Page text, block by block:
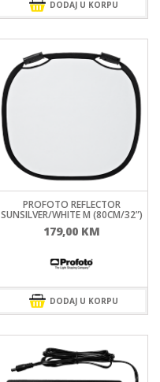
DODAJ U KORPU
PROFOTO REFLECTOR
SUNSILVER/WHITE M (80CM/32”)
179,00 KM
DODAJ U KORPU